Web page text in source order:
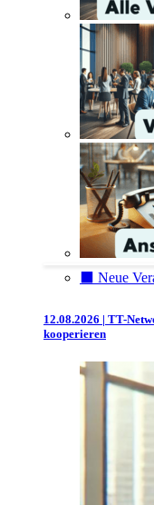
⬛️ Neue
12.08.2026 | TT-
kooperieren